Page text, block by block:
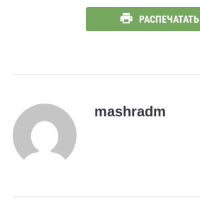
РАСПЕЧАТАТЬ
mashradm